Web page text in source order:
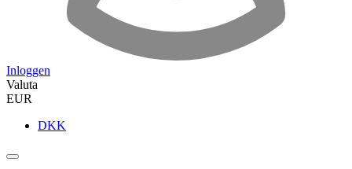
Inloggen
Valuta
EUR
DKK